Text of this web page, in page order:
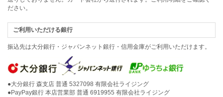
ださい。
ご利用いただける銀行
振込先は大分銀行・ジャパンネット銀行・信用金庫がご利用いただけます。
●大分銀行 森支店 普通 5327098 有限会社ライジング
●PayPay銀行 本店営業部 普通 6919955 有限会社ライジング